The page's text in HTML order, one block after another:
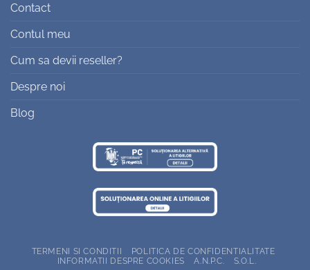
Contact
Contul meu
Cum sa devii reseller?
Despre noi
Blog
TERMENI SI CONDITII
POLITICA DE CONFIDENTIALITATE
INFORMATII DESPRE COOKIES
A.N.P.C. S.O.L.